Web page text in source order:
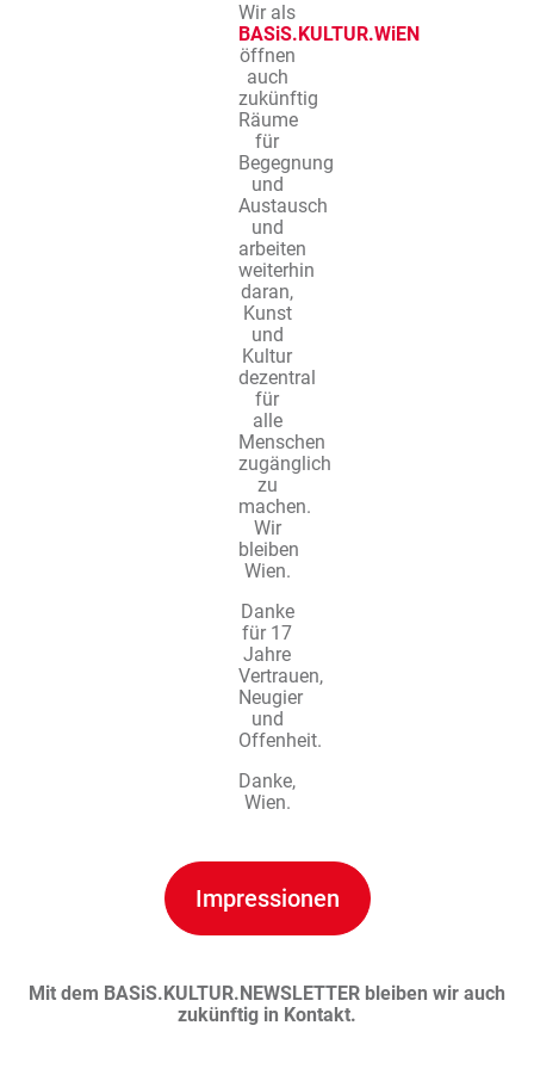
Wir als
BASiS.KULTUR.WiEN
öffnen
auch
zukünftig
Räume
für
Begegnung
und
Austausch
und
arbeiten
weiterhin
daran,
Kunst
und
Kultur
dezentral
für
alle
Menschen
zugänglich
zu
machen.
Wir
bleiben
Wien.
Danke
für 17
Jahre
Vertrauen,
Neugier
und
Offenheit.
Danke,
Wien.
Impressionen
Mit dem BASiS.KULTUR.NEWSLETTER bleiben wir auch
zukünftig in Kontakt.